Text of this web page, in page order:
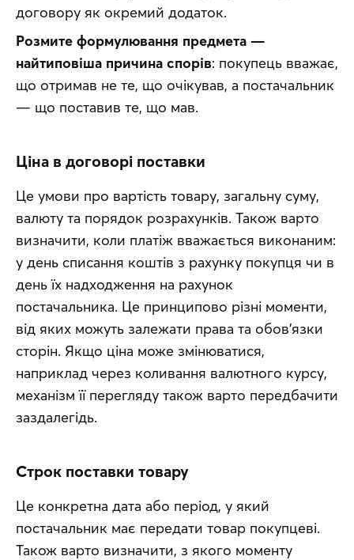
договору як окремий додаток.
Розмите формулювання предмета —
найтиповіша причина спорів: покупець вважає,
що отримав не те, що очікував, а постачальник
— що поставив те, що мав.
Ціна в договорі поставки
Це умови про вартість товару, загальну суму,
валюту та порядок розрахунків. Також варто
визначити, коли платіж вважається виконаним:
у день списання коштів з рахунку покупця чи в
день їх надходження на рахунок
постачальника. Це принципово різні моменти,
від яких можуть залежати права та обов'язки
сторін. Якщо ціна може змінюватися,
наприклад через коливання валютного курсу,
механізм її перегляду також варто передбачити
заздалегідь.
Строк поставки товару
Це конкретна дата або період, у який
постачальник має передати товар покупцеві.
Також варто визначити, з якого моменту